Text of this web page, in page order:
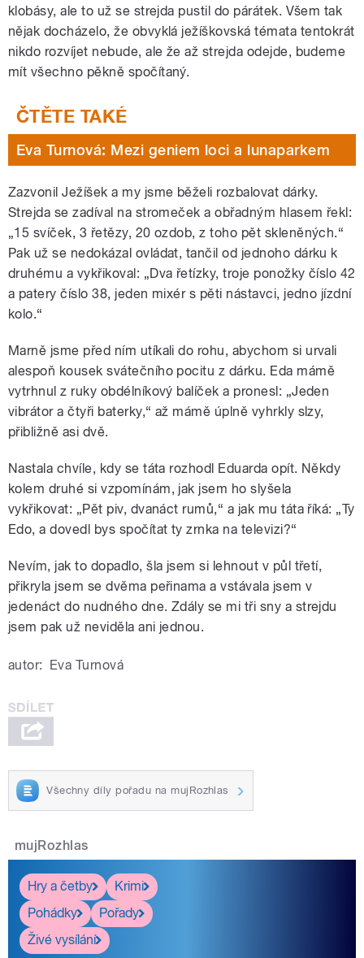
klobásy, ale to už se strejda pustil do párátek. Všem tak
nějak docházelo, že obvyklá ježíškovská témata tentokrát
nikdo rozvíjet nebude, ale že až strejda odejde, budeme
mít všechno pěkně spočítaný.
Eva Turnová: Mezi geniem loci a lunaparkem
Zazvonil Ježíšek a my jsme běželi rozbalovat dárky.
Strejda se zadíval na stromeček a obřadným hlasem řekl:
„15 svíček, 3 řetězy, 20 ozdob, z toho pět skleněných.“
Pak už se nedokázal ovládat, tančil od jednoho dárku k
druhému a vykřikoval: „Dva řetízky, troje ponožky číslo 42
a patery číslo 38, jeden mixér s pěti nástavci, jedno jízdní
kolo.“
Marně jsme před ním utíkali do rohu, abychom si urvali
alespoň kousek svátečního pocitu z dárku. Eda mámě
vytrhnul z ruky obdélníkový balíček a pronesl: „Jeden
vibrátor a čtyři baterky,“ až mámě úplně vyhrkly slzy,
přibližně asi dvě.
Nastala chvíle, kdy se táta rozhodl Eduarda opít. Někdy
kolem druhé si vzpomínám, jak jsem ho slyšela
vykřikovat: „Pět piv, dvanáct rumů,“ a jak mu táta říká: „Ty
Edo, a dovedl bys spočítat ty zrnka na televizi?“
Nevím, jak to dopadlo, šla jsem si lehnout v půl třetí,
přikryla jsem se dvěma peřinama a vstávala jsem v
jedenáct do nudného dne. Zdály se mi tři sny a strejdu
jsem pak už neviděla ani jednou.
autor: Eva Turnová
Všechny díly pořadu na mujRozhlas
mujRozhlas
Hry a četby
Krimi
Pohádky
Pořady
Živé vysílání